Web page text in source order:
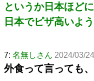
というか日本ほど
日本でピザ高いよ
7: 名無しさん 2024/03/
外食って言っても